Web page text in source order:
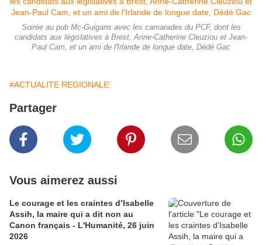
Soirée au pub Mc-Guigans avec les camarades du PCF, dont les
candidats aux législatives à Brest, Anne-Catherine Cleuziou et Jean-
Paul Cam, et un ami de l'Irlande de longue date, Dédé Gac
#ACTUALITE REGIONALE
Partager
Vous aimerez aussi
Le courage et les craintes d’Isabelle
Assih, la maire qui a dit non au
Canon français - L'Humanité, 26 juin
2026